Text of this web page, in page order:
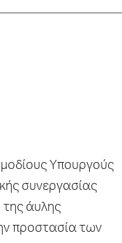
Υπουργούς
συνεργασίας
της άυλης
προστασία των